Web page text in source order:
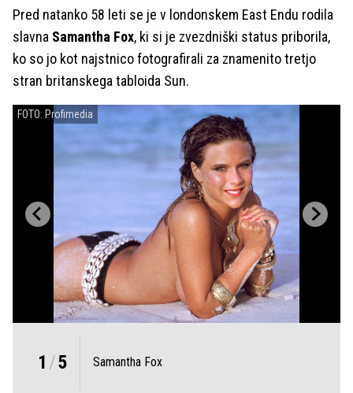
Pred natanko 58 leti se je v londonskem East Endu rodila
slavna Samantha Fox, ki si je zvezdniški status priborila,
ko so jo kot najstnico fotografirali za znamenito tretjo
stran britanskega tabloida Sun.
FOTO: Profimedia
1 /5 Samantha Fox